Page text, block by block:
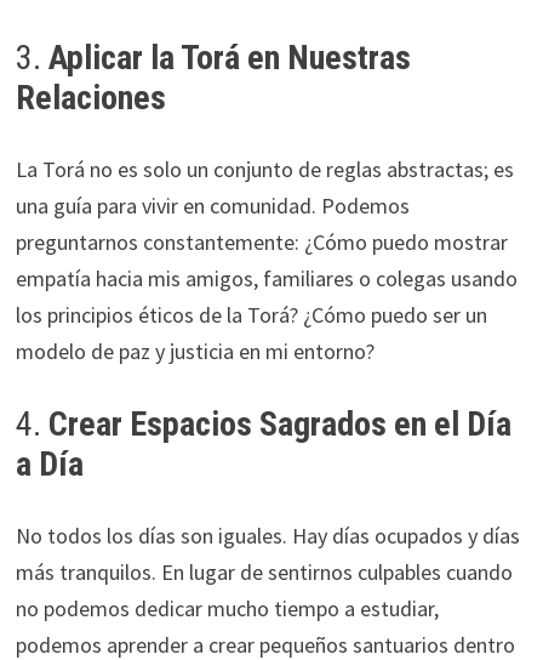
3. Aplicar la Torá en Nuestras
Relaciones
La Torá no es solo un conjunto de reglas abstractas; es
una guía para vivir en comunidad. Podemos
preguntarnos constantemente: ¿Cómo puedo mostrar
empatía hacia mis amigos, familiares o colegas usando
los principios éticos de la Torá? ¿Cómo puedo ser un
modelo de paz y justicia en mi entorno?
4. Crear Espacios Sagrados en el Día
a Día
No todos los días son iguales. Hay días ocupados y días
más tranquilos. En lugar de sentirnos culpables cuando
no podemos dedicar mucho tiempo a estudiar,
podemos aprender a crear pequeños santuarios dentro